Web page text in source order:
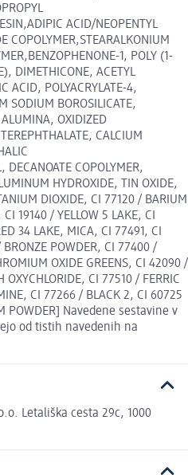
ACID/NEOPENTYL
COPOLYMER,STEARALKONIUM
1, POLY (1-
DIMETHICONE, ACETYL
ACID, POLYACRYLATE-4,
SODIUM BOROSILICATE,
ALUMINA, OXIDIZED
CALCIUM
DECANOATE COPOLYMER,
HYDROXIDE, TIN OXIDE,
DIOXIDE, CI 77120 / BARIUM
19140 / YELLOW 5 LAKE, CI
34 LAKE, MICA, CI 77491, CI
POWDER, CI 77400 /
OXIDE GREENS, CI 42090 /
OXYCHLORIDE, CI 77510 / FERRIC
CI 77266 / BLACK 2, CI 60725
POWDER] Navedene sestavine v
od tistih navedenih na
Letališka cesta 29c, 1000